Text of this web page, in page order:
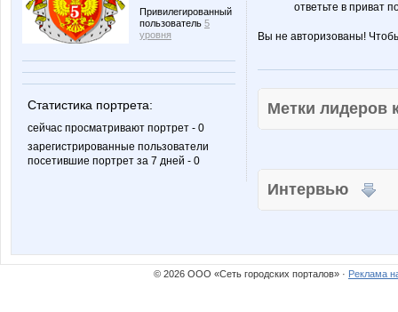
Привилегированный
пользователь 5
уровня
Статистика портрета:
сейчас просматривают портрет - 0
зарегистрированные пользователи
посетившие портрет за 7 дней - 0
ответьте в приват
Вы не авторизованы!
Метки
Интервью
© 2026 ООО «Сеть городских порталов» · Реклама